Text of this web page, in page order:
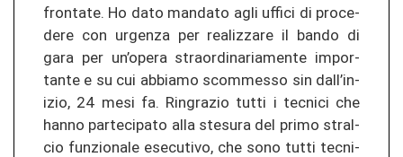
fron­ta­te. Ho dato man­da­to agli uf­fi­ci di pro­ce­
de­re con ur­gen­za per re­a­li­z­za­re il bando di
gara per un’opera stra­or­di­na­ria­men­te im­por­
tan­te e su cui ab­bia­mo scomm­es­so sin dall’in­
izio, 24 mesi fa. Rin­gra­zio tutti i tec­ni­ci che
hanno par­te­ci­pa­to alla stesu­ra del primo stral­
cio fun­zio­na­le ese­cu­ti­vo, che sono tutti tec­ni­